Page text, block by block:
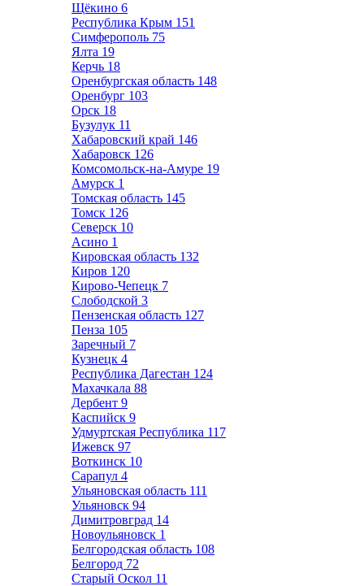
Щёкино 6
Республика Крым 151
Симферополь 75
Ялта 19
Керчь 18
Оренбургская область 148
Оренбург 103
Орск 18
Бузулук 11
Хабаровский край 146
Хабаровск 126
Комсомольск-на-Амуре 19
Амурск 1
Томская область 145
Томск 126
Северск 10
Асино 1
Кировская область 132
Киров 120
Кирово-Чепецк 7
Слободской 3
Пензенская область 127
Пенза 105
Заречный 7
Кузнецк 4
Республика Дагестан 124
Махачкала 88
Дербент 9
Каспийск 9
Удмуртская Республика 117
Ижевск 97
Воткинск 10
Сарапул 4
Ульяновская область 111
Ульяновск 94
Димитровград 14
Новоульяновск 1
Белгородская область 108
Белгород 72
Старый Оскол 11